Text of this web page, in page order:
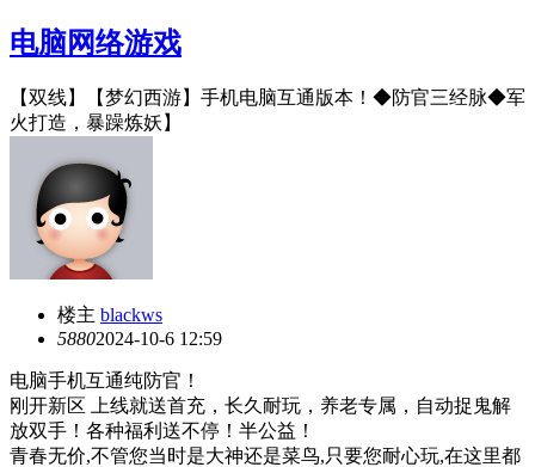
电脑网络游戏
【双线】【梦幻西游】手机电脑互通版本！◆防官三经脉◆军
火打造，暴躁炼妖】
楼主 blackws
58802024-10-6 12:59
电脑手机互通纯防官！
刚开新区 上线就送首充，长久耐玩，养老专属，自动捉鬼解
放双手！各种福利送不停！半公益！
青春无价,不管您当时是大神还是菜鸟,只要您耐心玩,在这里都